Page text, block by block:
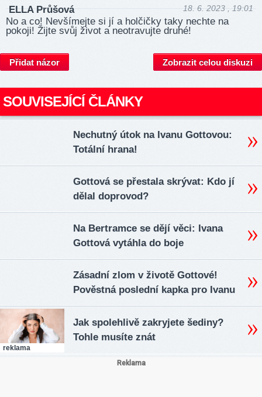
ELLA Průšová 18. 6. 2023 , 19:01
No a co! Nevšímejte si jí a holčičky taky nechte na
pokoji! Žijte svůj život a neotravujte druhé!
Přidat názor Zobrazit celou diskuzi
SOUVISEJÍCÍ ČLÁNKY
Nechutný útok na Ivanu Gottovou:
Totální hrana!
Gottová se přestala skrývat: Kdo jí
dělal doprovod?
Na Bertramce se dějí věci: Ivana
Gottová vytáhla do boje
Zásadní zlom v životě Gottové!
Pověstná poslední kapka pro Ivanu
reklama
Jak spolehlivě zakryjete šediny?
Tohle musíte znát